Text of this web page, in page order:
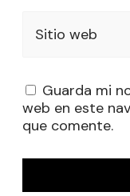
Sitio web
Guarda mi
web en este
que comente.